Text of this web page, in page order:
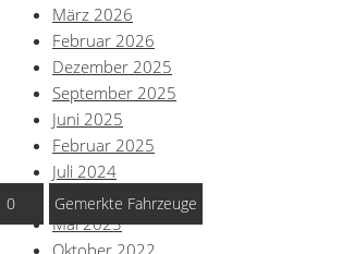
März 2026
Februar 2026
Dezember 2025
September 2025
Juni 2025
Februar 2025
Juli 2024
Juni 2024
Mai 2023
Oktober 2022
0 Gemerkte Fahrzeuge